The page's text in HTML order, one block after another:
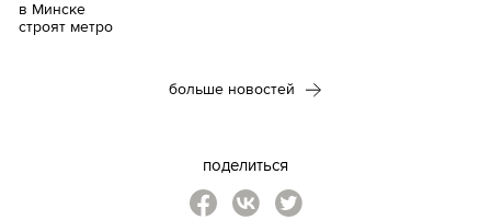
больше новостей
поделиться